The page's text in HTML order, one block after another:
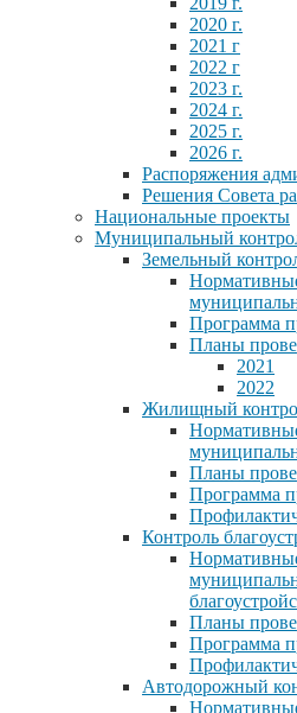
2020 г.
2021 г
2022 г
2023 г.
2024 г.
2025 г.
2026 г.
Распоряжения
Решения Совета
Национальные проекты
Муниципальный
Земельный
Программа
Планы
2021
2022
Жилищный
Планы
Программа
Контроль
Планы
Программа
Автодорожный